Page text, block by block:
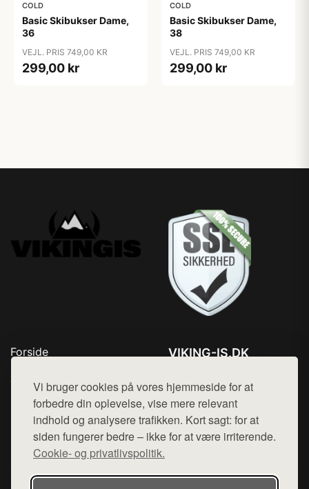
Vi bruger cookies på vores hjemmeside for at
forbedre din oplevelse, vise mere relevant
indhold og analysere trafikken. Kort sagt: for at
siden fungerer bedre – ikke for at være irriterende.
Cookie- og privatlivspolitik.
COLD
Basic Skibukser Dame,
36
VEJL. PRIS 749,00 KR
299,00 kr
COLD
Basic Skibukser Dame,
38
VEJL. PRIS 749,00 KR
299,00 kr
Forside
Top Rabatter
Kontakt
VIKING-IS.DK
Mail: hej@want.dk
Cookie- og privatlivspolitik